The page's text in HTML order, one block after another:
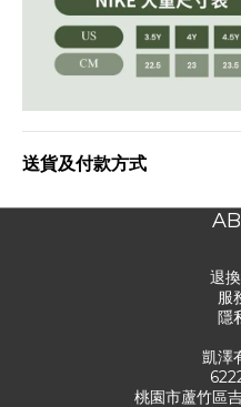
送貨及付款方式
退
服
隱
凱澤
桃園市蘆竹區